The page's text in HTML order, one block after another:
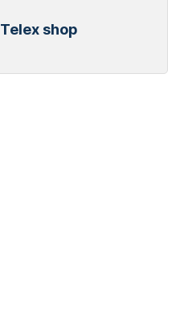
Telex shop